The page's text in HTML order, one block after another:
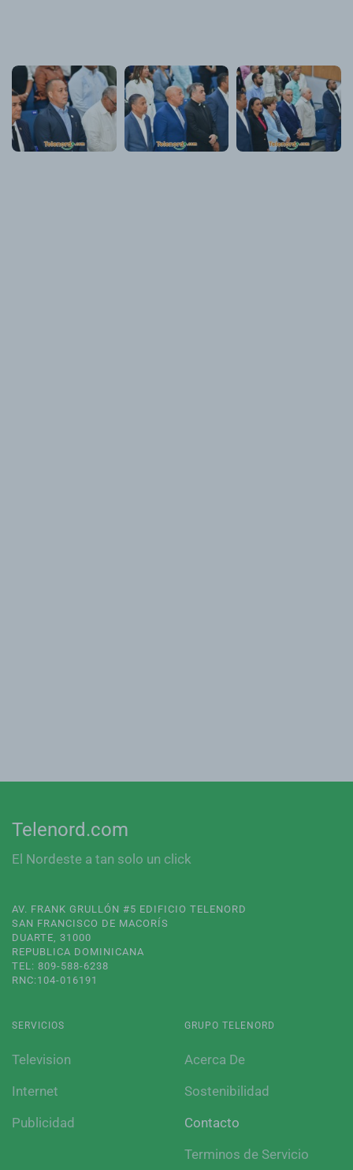
Telenord.com
El Nordeste a tan solo un click
AV. FRANK GRULLÓN #5 EDIFICIO TELENORD
SAN FRANCISCO DE MACORÍS
DUARTE, 31000
REPUBLICA DOMINICANA
TEL: 809-588-6238
RNC:104-016191
SERVICIOS
Television
Internet
Publicidad
GRUPO TELENORD
Acerca De
Sostenibilidad
Contacto
Terminos de Servicio